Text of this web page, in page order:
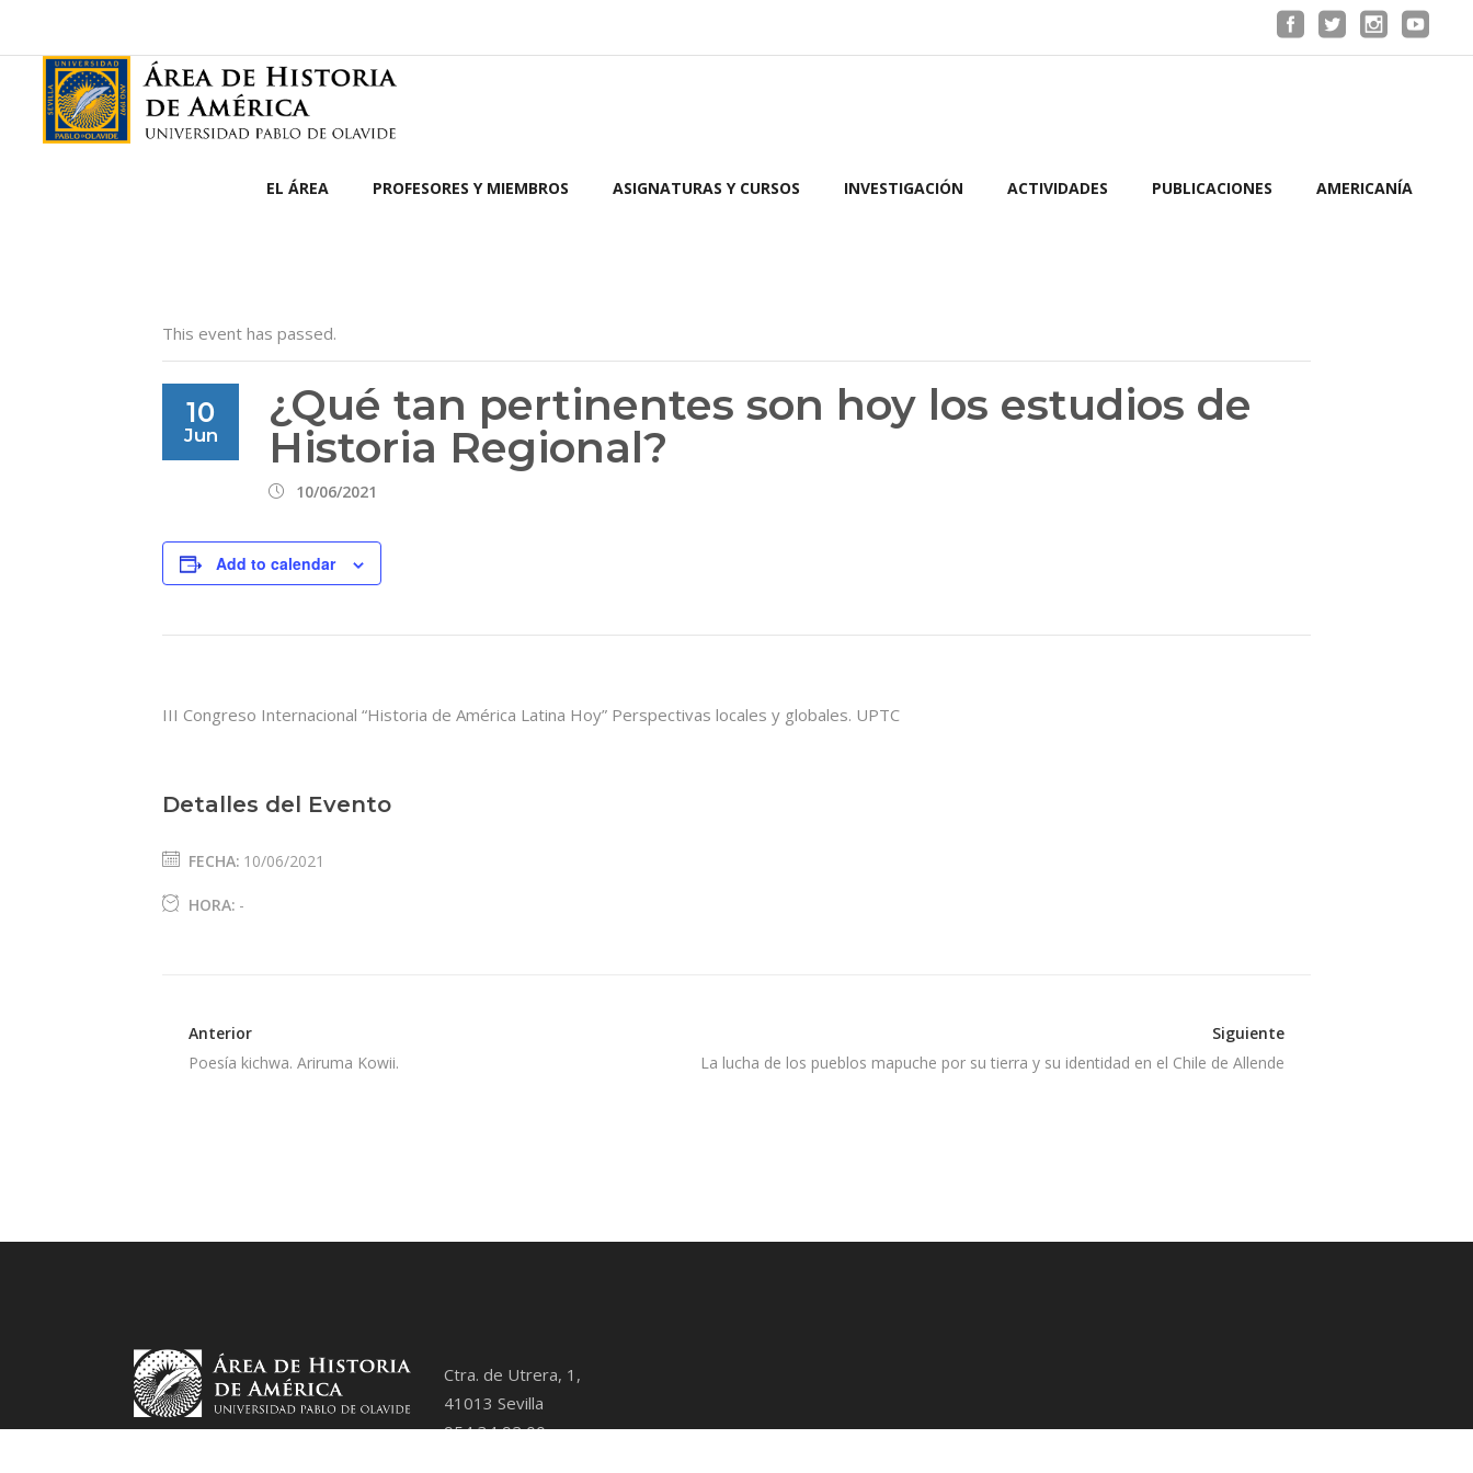
EL ÁREA PROFESORES Y MIEMBROS ASIGNATURAS Y CURSOS INVESTIGACIÓN ACTIVIDADES PUBLICACIONES AMERICANÍA
This event has passed.
10
Jun
¿Qué tan pertinentes son hoy los estudios de
Historia Regional?
10/06/2021
Add to calendar
III Congreso Internacional “Historia de América Latina Hoy” Perspectivas locales y globales. UPTC
Detalles del Evento
FECHA: 10/06/2021
HORA: -
Anterior
Poesía kichwa. Ariruma Kowii.
Siguiente
La lucha de los pueblos mapuche por su tierra y su identidad en el Chile de Allende
Ctra. de Utrera, 1,
41013 Sevilla
954 34 92 00